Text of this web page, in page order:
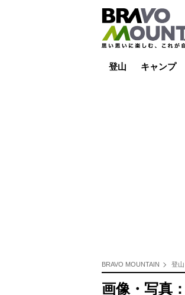
登山 キャンプ
BRAVO MOUNTAIN 登山
画像・写真